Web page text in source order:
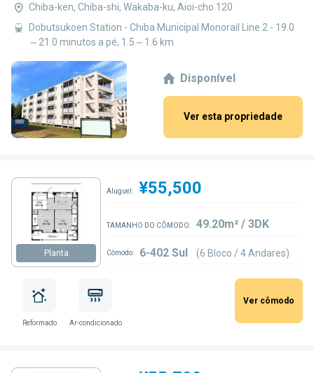
Chiba-ken, Chiba-shi, Wakaba-ku, Aioi-cho 120
Dobutsukoen Station - Chiba Municipal Monorail Line 2 - 19.0
～21.0 minutos a pé, 1.5～1.6 km
Disponível
Ver esta propriedade
Planta
Aluguel: ¥55,500
TAMANHO DO CÔMODO: 49.20m² / 3DK
Cômodo: 6-402 Sul (6 Bloco / 4 Andares)
Reformado Ar-condicionado
Ver cômodo